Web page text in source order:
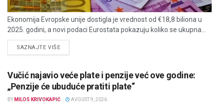
Ekonomija Evropske unije dostigla je vrednost od €18,8 biliona u
2025. godini, a novi podaci Eurostata pokazuju koliko se ukupna...
SAZNAJTE VIŠEDETAILS
Vučić najavio veće plate i penzije već ove godine:
„Penzije će ubuduće pratiti plate“
BY MILOS KRIVOKAPIĆ AVGUST 9, 2026